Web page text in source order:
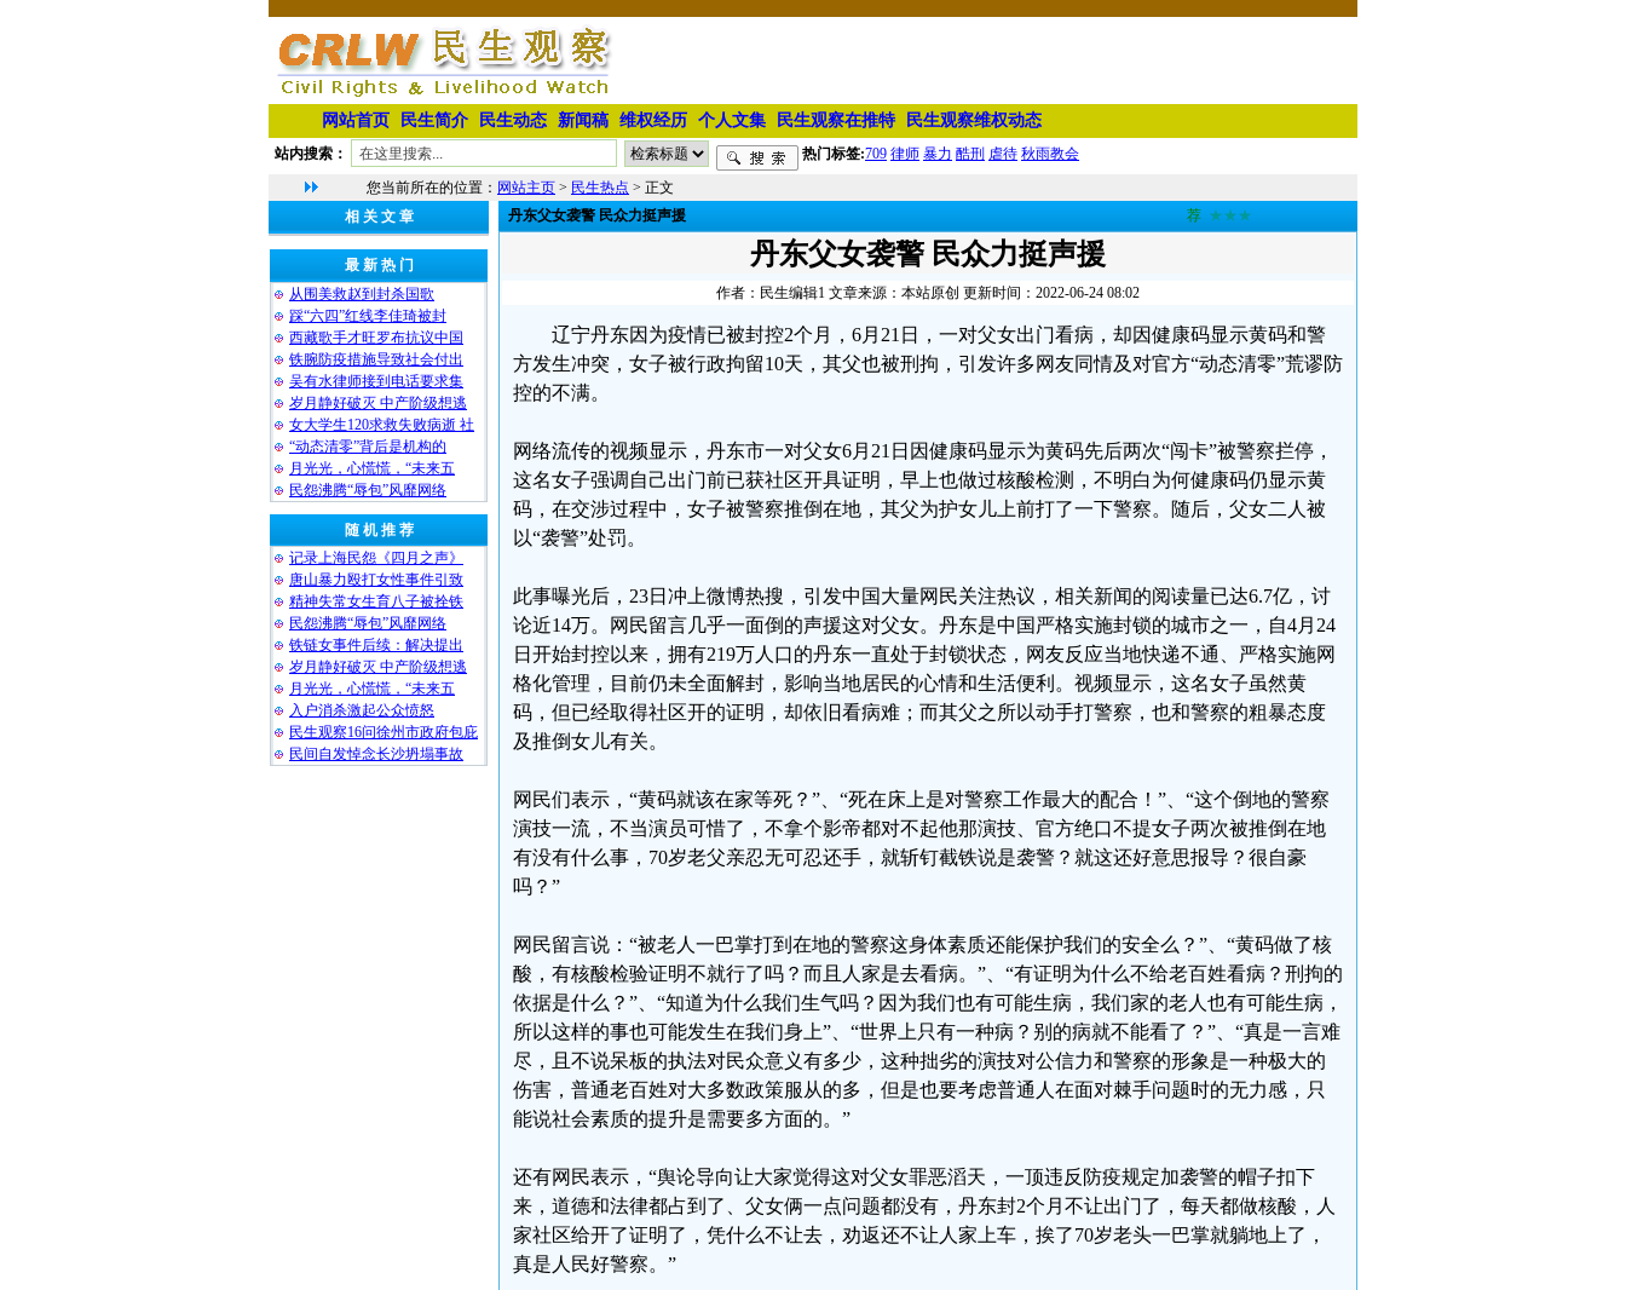
网站首页 民生简介 民生动态 新闻稿 维权经历 个人文集 民生观察在推特 民生观察维权动态
站内搜索： 热门标签:709 律师 暴力 酷刑 虐待 秋雨教会
您当前所在的位置： 网站主页 > 民生热点 > 正文
相 关 文 章
最 新 热 门
从围美救赵到封杀国歌
踩“六四”红线李佳琦被封
西藏歌手才旺罗布抗议中国
铁腕防疫措施导致社会付出
吴有水律师接到电话要求集
岁月静好破灭 中产阶级想逃
女大学生120求救失败病逝 社
“动态清零”背后是机构的
月光光，心慌慌，“未来五
民怨沸腾“辱包”风靡网络
随 机 推 荐
记录上海民怨《四月之声》
唐山暴力殴打女性事件引致
精神失常女生育八子被拴铁
民怨沸腾“辱包”风靡网络
铁链女事件后续：解决提出
岁月静好破灭 中产阶级想逃
月光光，心慌慌，“未来五
入户消杀激起公众愤怒
民生观察16问徐州市政府包庇
民间自发悼念长沙坍塌事故
丹东父女袭警 民众力挺声援 荐 ★★★
丹东父女袭警 民众力挺声援
作者：民生编辑1 文章来源：本站原创 更新时间：2022-06-24 08:02
辽宁丹东因为疫情已被封控2个月，6月21日，一对父女出门看病，却因健康码显示黄码和警
方发生冲突，女子被行政拘留10天，其父也被刑拘，引发许多网友同情及对官方“动态清零”荒谬防
控的不满。
网络流传的视频显示，丹东市一对父女6月21日因健康码显示为黄码先后两次“闯卡”被警察拦停，
这名女子强调自己出门前已获社区开具证明，早上也做过核酸检测，不明白为何健康码仍显示黄
码，在交涉过程中，女子被警察推倒在地，其父为护女儿上前打了一下警察。随后，父女二人被
以“袭警”处罚。
此事曝光后，23日冲上微博热搜，引发中国大量网民关注热议，相关新闻的阅读量已达6.7亿，讨
论近14万。网民留言几乎一面倒的声援这对父女。丹东是中国严格实施封锁的城市之一，自4月24
日开始封控以来，拥有219万人口的丹东一直处于封锁状态，网友反应当地快递不通、严格实施网
格化管理，目前仍未全面解封，影响当地居民的心情和生活便利。视频显示，这名女子虽然黄
码，但已经取得社区开的证明，却依旧看病难；而其父之所以动手打警察，也和警察的粗暴态度
及推倒女儿有关。
网民们表示，“黄码就该在家等死？”、“死在床上是对警察工作最大的配合！”、“这个倒地的警察
演技一流，不当演员可惜了，不拿个影帝都对不起他那演技、官方绝口不提女子两次被推倒在地
有没有什么事，70岁老父亲忍无可忍还手，就斩钉截铁说是袭警？就这还好意思报导？很自豪
吗？”
网民留言说：“被老人一巴掌打到在地的警察这身体素质还能保护我们的安全么？”、“黄码做了核
酸，有核酸检验证明不就行了吗？而且人家是去看病。”、“有证明为什么不给老百姓看病？刑拘的
依据是什么？”、“知道为什么我们生气吗？因为我们也有可能生病，我们家的老人也有可能生病，
所以这样的事也可能发生在我们身上”、“世界上只有一种病？别的病就不能看了？”、“真是一言难
尽，且不说呆板的执法对民众意义有多少，这种拙劣的演技对公信力和警察的形象是一种极大的
伤害，普通老百姓对大多数政策服从的多，但是也要考虑普通人在面对棘手问题时的无力感，只
能说社会素质的提升是需要多方面的。”
还有网民表示，“舆论导向让大家觉得这对父女罪恶滔天，一顶违反防疫规定加袭警的帽子扣下
来，道德和法律都占到了、父女俩一点问题都没有，丹东封2个月不让出门了，每天都做核酸，人
家社区给开了证明了，凭什么不让去，劝返还不让人家上车，挨了70岁老头一巴掌就躺地上了，
真是人民好警察。”